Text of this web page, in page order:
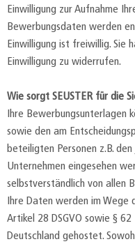
Einwilligung zur Aufnahme
Bewerbungsdaten werden
Einwilligung ist freiwillig. Sie
Einwilligung zu widerrufen.
Wie sorgt SEUSTER für die
Ihre Bewerbungsunterlagen
sowie den am
beteiligten Personen z.B.
Unternehmen eingesehen
selbstverständlich von allen
Ihre Daten werden im
Artikel 28 DSGVO sowie §
Deutschland gehostet.